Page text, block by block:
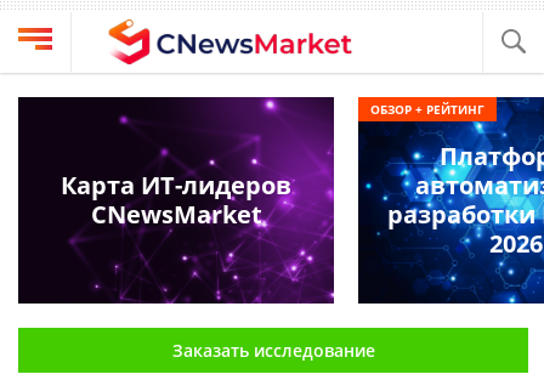
Выбрать
провайдера
Компании
обзоры
CNews
Конференции
Техника
Заказать исследование
Карта ИТ-лидеров
CNewsMarket
2026
ОБЗОР + РЕЙТИНГ